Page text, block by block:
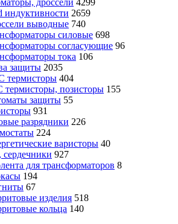
индуктивности 2659
выводные 740
силовые 698
согласующие 96
тока 106
защиты 2035
термисторы 404
термисторы, позисторы 155
защиты 55
931
разрядники 226
224
варисторы 40
927
для трансформаторов 8
194
67
изделия 518
кольца 140